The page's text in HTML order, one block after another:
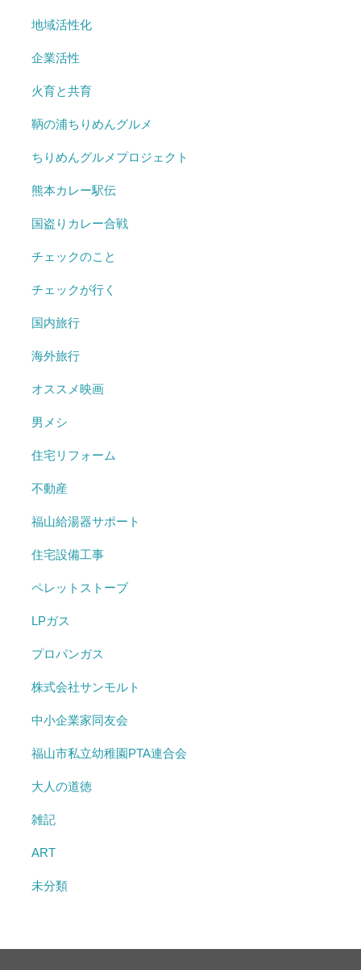
地域活性化
企業活性
火育と共育
鞆の浦ちりめんグルメ
ちりめんグルメプロジェクト
熊本カレー駅伝
国盗りカレー合戦
チェックのこと
チェックが行く
国内旅行
海外旅行
オススメ映画
男メシ
住宅リフォーム
不動産
福山給湯器サポート
住宅設備工事
ペレットストーブ
LPガス
プロパンガス
株式会社サンモルト
中小企業家同友会
福山市私立幼稚園PTA連合会
大人の道徳
雑記
ART
未分類